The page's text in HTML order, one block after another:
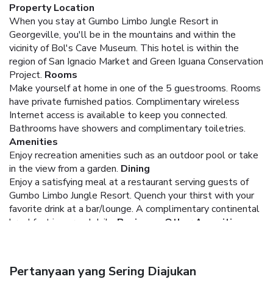
Property Location
When you stay at Gumbo Limbo Jungle Resort in
Georgeville, you'll be in the mountains and within the
vicinity of Bol's Cave Museum. This hotel is within the
region of San Ignacio Market and Green Iguana Conservation
Project. Rooms
Make yourself at home in one of the 5 guestrooms. Rooms
have private furnished patios. Complimentary wireless
Internet access is available to keep you connected.
Bathrooms have showers and complimentary toiletries.
Amenities
Enjoy recreation amenities such as an outdoor pool or take
in the view from a garden. Dining
Enjoy a satisfying meal at a restaurant serving guests of
Gumbo Limbo Jungle Resort. Quench your thirst with your
favorite drink at a bar/lounge. A complimentary continental
breakfast is served daily.
Business, Other Amenities
Pertanyaan yang Sering Diajukan